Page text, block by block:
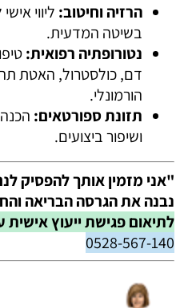
הרזיה וחיטוב: ליווי
בשיטה המדעית.
נטורופתיה רפואית:
דם, כולסטרול, האטת
הורמונלי.
תזונת ספורטאים:
ושיפור ביצועים.
"אני מזמין אותך להפסיק
נבנה את הגרסה הבריאה
לתיאום פגישת ייעוץ
0528-567-140